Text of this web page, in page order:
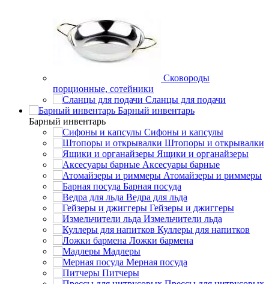
Сковороды
порционные, сотейники
Сланцы для подачи
Барный инвентарь
Барный инвентарь
Сифоны и капсулы
Штопоры и открывалки
Ящики и органайзеры
Аксесуары барные
Атомайзеры и риммеры
Барная посуда
Ведра для льда
Гейзеры и джиггеры
Измельчители льда
Куллеры для напитков
Ложки бармена
Мадлеры
Мерная посуда
Питчеры